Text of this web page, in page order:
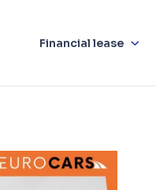
Financial lease